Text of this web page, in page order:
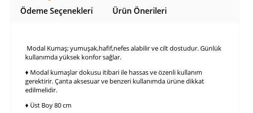
Ödeme Seçenekleri Ürün Önerileri
Modal Kumaş; yumuşak,hafif,nefes alabilir ve cilt dostudur. Günlük
kullanımda yüksek konfor sağlar.
♦ Modal kumaşlar dokusu itibari ile hassas ve özenli kullanım
gerektirir. Çanta aksesuar ve benzeri kullanımda ürüne dikkat
edilmelidir.
♦ Üst Boy 80 cm